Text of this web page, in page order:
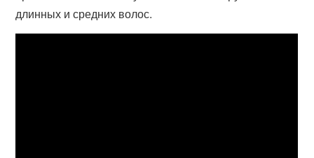
длинных и средних волос.